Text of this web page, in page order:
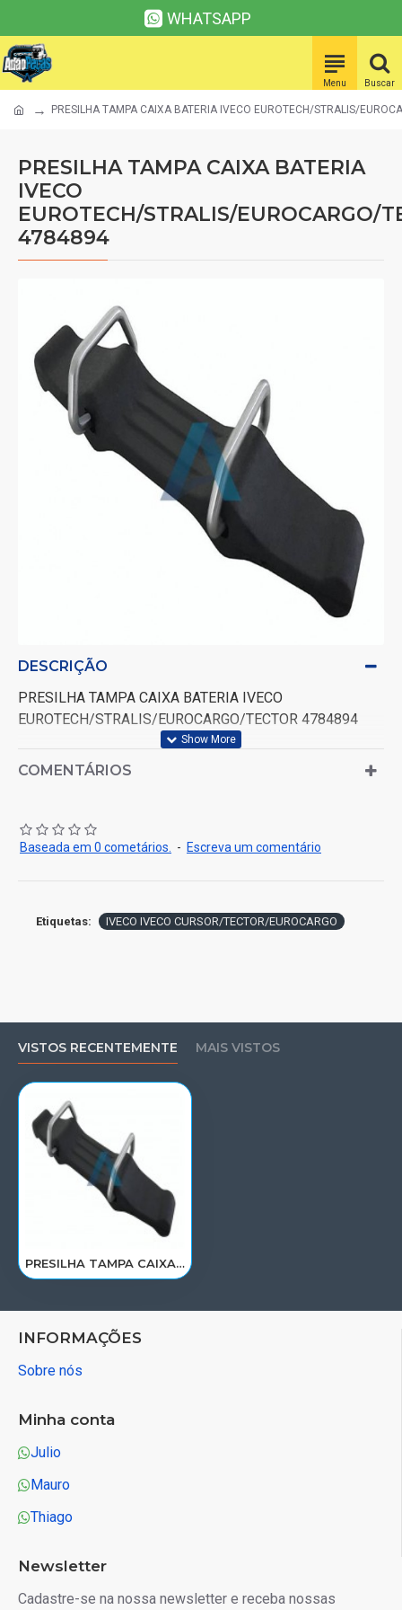
WHATSAPP
PRESILHA TAMPA CAIXA BATERIA IVECO EUROTECH/STRALIS/
PRESILHA TAMPA CAIXA BATERIA
IVECO
EUROTECH/STRALIS/EUROCARGO/
4784894
DESCRIÇÃO
PRESILHA TAMPA CAIXA BATERIA IVECO
EUROTECH/STRALIS/EUROCARGO/TECTOR 4784894
COMENTÁRIOS
Baseada em 0 cometários. - Escreva um comentário
Etiquetas: IVECO IVECO CURSOR/TECTOR/EUROCARGO
VISTOS RECENTEMENTE MAIS VISTOS
PRESILHA TAMPA CAIXA BATERIA IVECO EUROTECH/STRALIS/EUROCARGO/TECTOR 4784894
INFORMAÇÕES
Sobre nós
Minha conta
Julio
Mauro
Thiago
Newsletter
Cadastre-se na nossa newsletter e receba nossas